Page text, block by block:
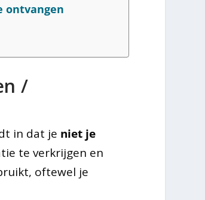
ontvangen
/
in dat je niet je
te verkrijgen en
oftewel je